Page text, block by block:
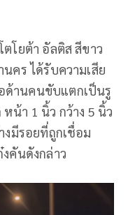
โยต้า อัลติส สีขาว
คร ได้รับความเสีย
ด้านคนขับแตกเป็นรู
น้า 1 นิ้ว กว้าง 5 นิ้ว
งมีรอยที่ถูกเชื่อม
คันดังกล่าว